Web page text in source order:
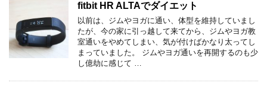
fitbit HR ALTAでダイエット
以前は、ジムやヨガに通い、体型を維持していまし
たが、今の家に引っ越して来てから、ジムやヨガ教
室通いをやめてしまい、気が付けばかなり太ってし
まっていました。 ジムやヨガ通いを再開するのも少
し億劫に感じて …